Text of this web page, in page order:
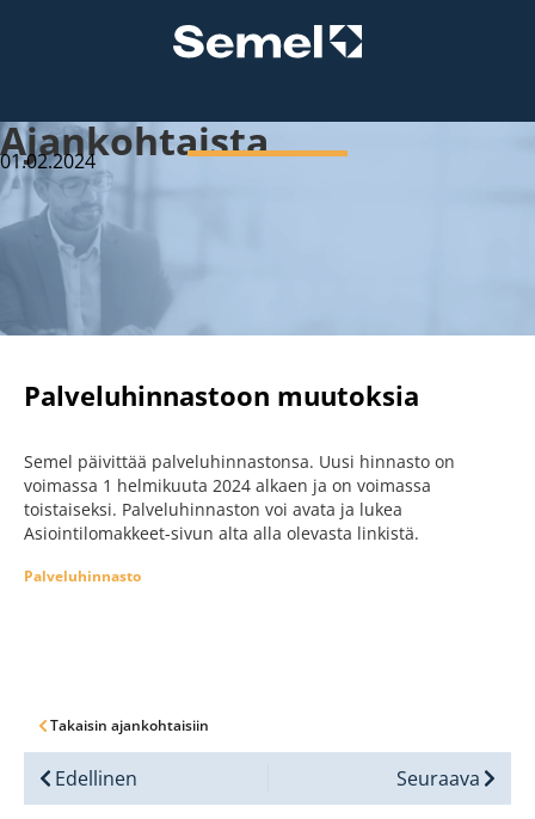
Ajankohtaista
01.02.2024
Palveluhinnastoon muutoksia
Semel päivittää palveluhinnastonsa. Uusi hinnasto on
voimassa 1 helmikuuta 2024 alkaen ja on voimassa
toistaiseksi. Palveluhinnaston voi avata ja lukea
Asiointilomakkeet-sivun alta alla olevasta linkistä.
Palveluhinnasto
Takaisin ajankohtaisiin
Edellinen Seuraava